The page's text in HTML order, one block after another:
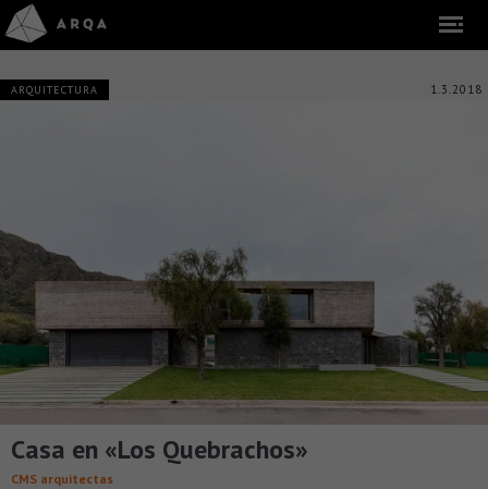
ARQUITECTURA 1.3.2018
Casa en «Los Quebrachos»
CMS arquitectas